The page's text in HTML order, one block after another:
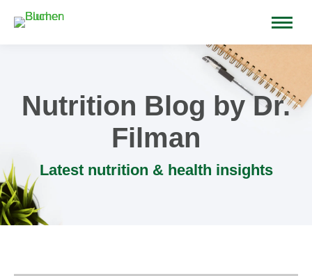
Nutrition Blog by Dr.
Filman
Latest nutrition & health insights